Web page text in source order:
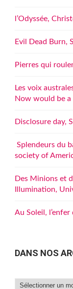
l’Odyssée,
Evil Dead Burn,
Pierres qui
Les voix
Now would be
Disclosure day,
Splendeurs du
society of
Des Minions et
Illumination,
Au Soleil,
DANS NOS
Dans